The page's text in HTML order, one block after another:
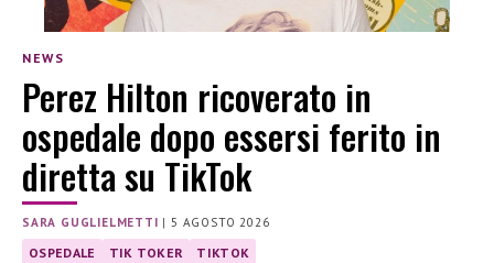
NEWS
Perez Hilton ricoverato in
ospedale dopo essersi ferito in
diretta su TikTok
SARA GUGLIELMETTI | 5 AGOSTO 2026
OSPEDALE TIK TOKER TIKTOK